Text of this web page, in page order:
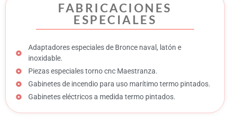
FABRICACIONES
ESPECIALES
Adaptadores especiales de Bronce naval, latón e
inoxidable.
Piezas especiales torno cnc Maestranza.
Gabinetes de incendio para uso marítimo termo pintados.
Gabinetes eléctricos a medida termo pintados.